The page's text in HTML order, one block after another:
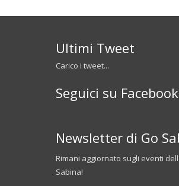
Ultimi Tweet
Carico i tweet...
Seguici su Facebook
Newsletter di Go
Rimani aggiornato sugli eventi
Sabina!